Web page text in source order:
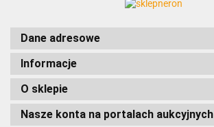
Dane adresowe
Informacje
O sklepie
Nasze konta na portalach aukcyjnych